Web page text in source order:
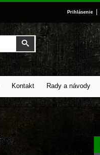
Prihlásenie
Vyhľadať
Kontakt Rady a návody